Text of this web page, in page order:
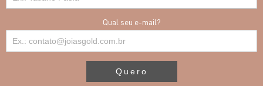
Qual seu e-mail?
Quero